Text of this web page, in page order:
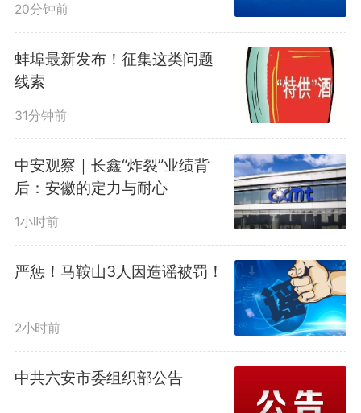
与租赁中的应用，智能分析用户需
求，让房屋购买、置换、租赁、装
修补贴申请等智能匹配，加快形成
房地产市场发展新模式。
全省计划建立房屋安全智能监
测网络，整合物联网传感与人工智
能分析技术，对城乡房屋等既有建
筑的沉降、裂缝、倾斜等数据进行
实时监测与智能诊断，形成分级预
警机制，支撑改造精准实施。开展
20分钟前
蚌埠最新发布！征集这类问题
线索
31分钟前
中安观察｜长鑫“炸裂”业绩背
后：安徽的定力与耐心
1小时前
严惩！马鞍山3人因造谣被罚！
2小时前
中共六安市委组织部公告